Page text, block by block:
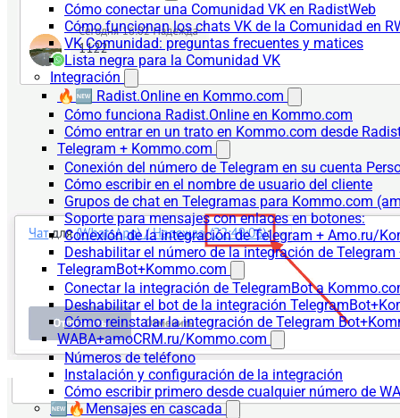
Cómo conectar una Comunidad VK en RadistWeb
Cómo funcionan los chats VK de la Comunidad en
VK Comunidad: preguntas frecuentes y matices
Lista negra para la Comunidad VK
Integración
🔥🆕 Radist.Online en Kommo.com
Cómo funciona Radist.Online en Kommo.com
Cómo entrar en un trato en Kommo.com desde
Telegram + Kommo.com
Conexión del número de Telegram en su cuenta
Cómo escribir en el nombre de usuario del cliente
Grupos de chat en Telegramas para Kommo.com
Soporte para mensajes con enlaces en botones:
Conexión de la integración de Telegram + Amo.ru/
Deshabilitar el número de la integración de
TelegramBot+Kommo.com
Conectar la integración de TelegramBot a
Deshabilitar el bot de la integración
Cómo reinstalar la integración de Telegram
WABA+amoCRM.ru/Kommo.com
Números de teléfono
Instalación y configuración de la integración
Cómo escribir primero desde cualquier número de
🆕🔥Mensajes en cascada